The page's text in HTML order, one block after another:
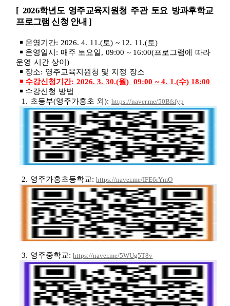
[ 2026학년도 영주교육지원청 주관 토요 방과후학교
프로그램 신청 안내]
￭ 운영기간: 2026. 4. 11.(토) ~ 12. 11.(토)
￭ 운영일시 : 매주 토요일, 09:00 ~ 16:00(프로그램에 따라
운영 시간 상이)
￭ 장소: 영주교육지원청 및 지정 장소
￭ 수강신청기간: 2026. 3. 30.(월) 09:00 ~ 4. 1.(수) 18:00
￭ 수강신청 방법
1. 초등부(영주가흥초 외):https://naver.me/50Bfsfyp
2. 영주가흥초등학교:https://naver.me/IFE6rYmO
3. 영주중학교:https://naver.me/5WUg5T8v